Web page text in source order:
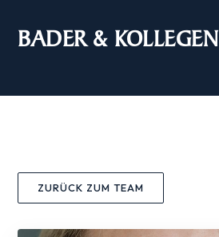
BADER & KOLLEGEN
ZURÜCK ZUM TEAM